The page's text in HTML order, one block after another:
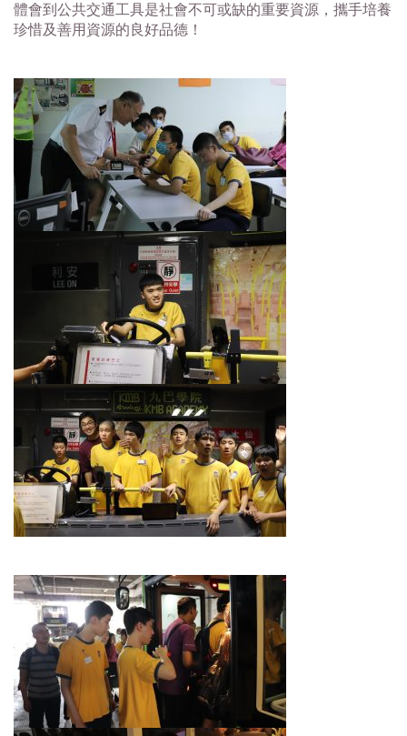
體會到公共交通工具是社會不可或缺的重要資源，攜手培養
珍惜及善用資源的良好品德！